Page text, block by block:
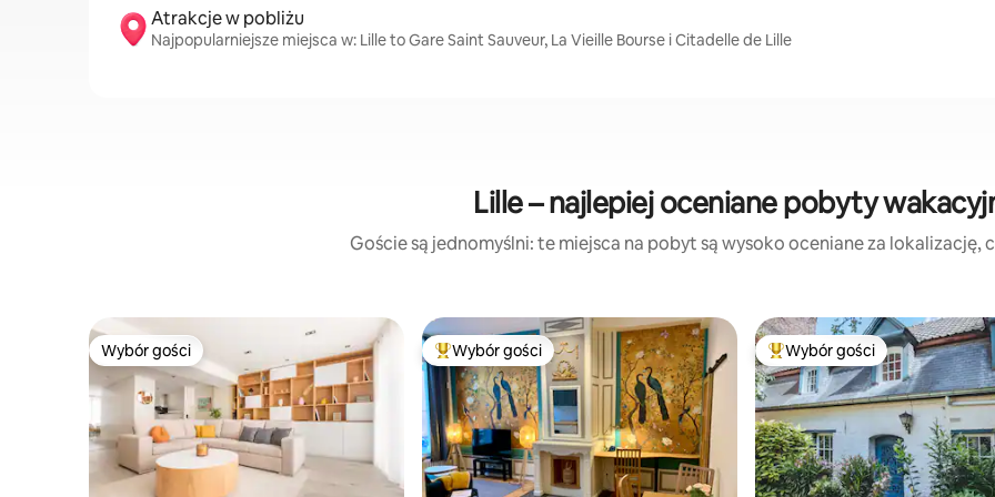
Atrakcje w pobliżu
Najpopularniejsze miejsca w: Lille to Gare Saint Sauveur, La Vieille Bourse i Citadelle de Lille
Lille – najlepiej oceniane pobyty
Goście są jednomyślni: te miejsca na pobyt są wysoko oceniane za lokalizację,
Wybór gości
Wybór gości Najpopularniejsze z kategorii Wybór gości
Wybór gości Najpopularniejsze z kategorii
Wybór gości